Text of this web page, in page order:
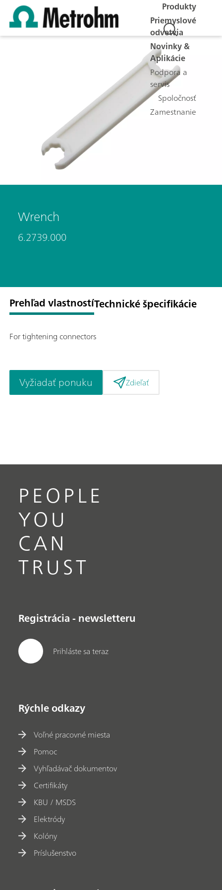
Produkty
Priemyslové
odvetvia
Novinky &
Aplikácie
Podpora a
servis
Spoločnosť
Zamestnanie
Wrench
6.2739.000
Prehľad vlastnostíTechnické špecifikácie
For tightening connectors
Vyžiadať ponuku Zdieľať
PEOPLE
YOU
CAN
TRUST
Registrácia - newsletteru
Prihláste sa teraz
Rýchle odkazy
Voľné pracovné miesta
Pomoc
Vyhľadávač dokumentov
Certifikáty
KBU / MSDS
Elektródy
Kolóny
Príslušenstvo